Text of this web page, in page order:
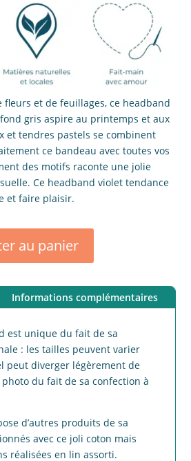
fleurs et de feuillages, ce headband
gris aspire au printemps et aux
et tendres pastels se combinent
ce bandeau avec toutes vos
des motifs raconte une jolie
Ce headband violet tendance
et faire plaisir.
au panier
Informations complémentaires
est unique du fait de sa
: les tailles peuvent varier
peut diverger légèrement de
du fait de sa confection à
d’autres produits de sa
avec ce joli coton mais
réalisées en lin assorti.